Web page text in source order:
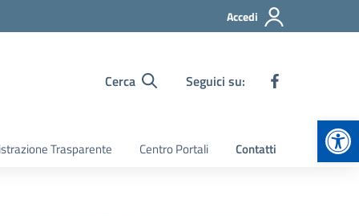
Accedi
Cerca Seguici su:
Trasparente Centro Portali Contatti